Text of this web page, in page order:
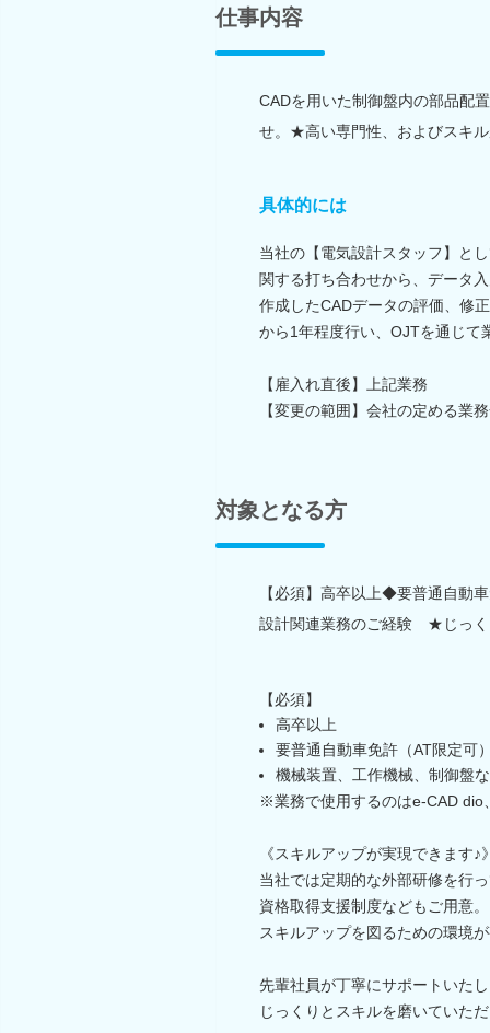
仕事内容
CADを用いた制御盤内の部品配
せ。★高い専門性、およびスキ
具体的には
当社の【電気設計スタッフ】と
関する打ち合わせから、データ
作成したCADデータの評価、修
から1年程度行い、OJTを通じて
【雇入れ直後】上記業務
【変更の範囲】会社の定める業
対象となる方
【必須】高卒以上◆要普通自動
設計関連業務のご経験 ★じっく
【必須】
高卒以上
要普通自動車免許（AT限定可
機械装置、工作機械、制御盤
※業務で使用するのはe-CAD dio
《スキルアップが実現できます♪
当社では定期的な外部研修を行
資格取得支援制度などもご用意。
スキルアップを図るための環境
先輩社員が丁寧にサポートいた
じっくりとスキルを磨いていた